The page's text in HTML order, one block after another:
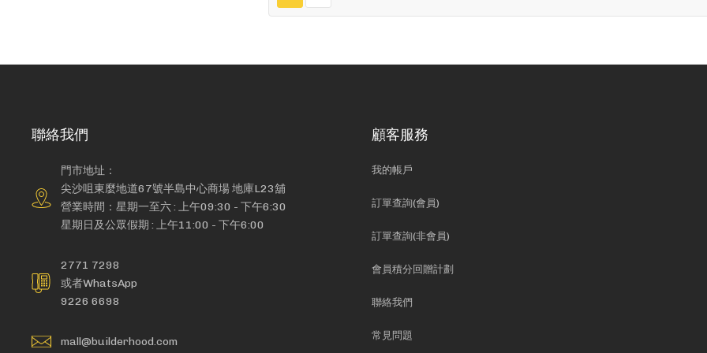
聯絡我們
門市地址：
尖沙咀東麼地道67號半島中心商場 地庫L23舖
營業時間：星期一至六 : 上午09:30 - 下午6:30
星期日及公眾假期 : 上午11:00 - 下午6:00
2771 7298
或者WhatsApp
9226 6698
mall@builderhood.com
顧客服務
我的帳戶
訂單查詢(會員)
訂單查詢(非會員)
會員積分回贈計劃
聯絡我們
常見問題